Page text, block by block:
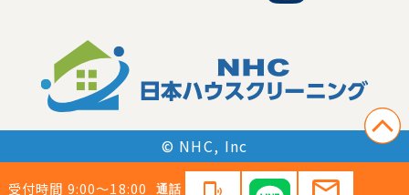
受付時間 9:00〜18:00 通話
© NHC, Inc